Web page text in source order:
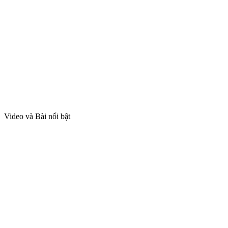
Video và Bài nổi bật